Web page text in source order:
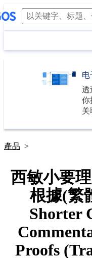
透
你
关
產品 >
西敏小要
根據(繁
Shorter
Proofs